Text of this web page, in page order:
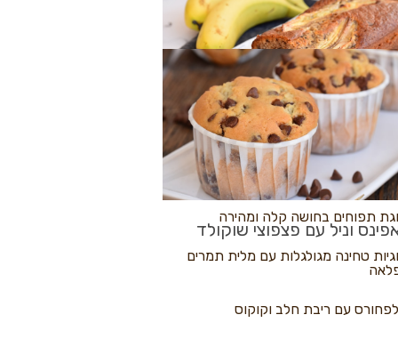
פיצה
בננות
וניל עם פצפוצי שוקולד
נקראים
תפוחים בחושה קלה ומהירה
טחינה מגולגלות עם מלית תמרים
עם ריבת חלב וקוקוס